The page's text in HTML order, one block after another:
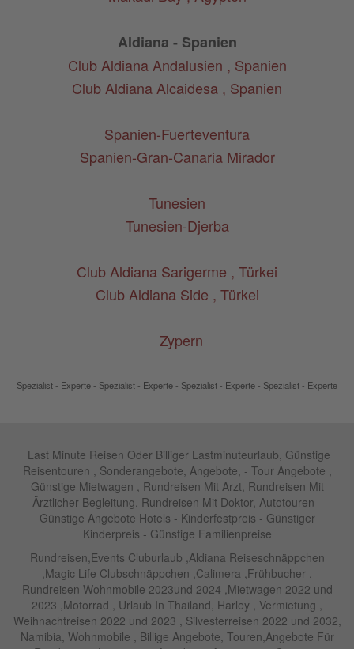
Aldiana - Spanien
Club Aldiana Andalusien , Spanien
Club Aldiana Alcaidesa , Spanien
Spanien-Fuerteventura
Spanien-Gran-Canaria Mirador
Tunesien
Tunesien-Djerba
Club Aldiana Sarigerme , Türkei
Club Aldiana Side , Türkei
Zypern
Spezialist - Experte - Spezialist - Experte - Spezialist - Experte - Spezialist - Experte
Last Minute Reisen Oder Billiger Lastminuteurlaub, Günstige
Reisentouren , Sonderangebote, Angebote, - Tour Angebote ,
Günstige Mietwagen , Rundreisen Mit Arzt, Rundreisen Mit
Ärztlicher Begleitung, Rundreisen Mit Doktor, Autotouren -
Günstige Angebote Hotels - Kinderfestpreis - Günstiger
Kinderpreis - Günstige Familienpreise
Rundreisen,Events Cluburlaub ,Aldiana Reiseschnäppchen
,Magic Life Clubschnäppchen ,Calimera ,Frühbucher ,
Rundreisen Wohnmobile 2023und 2024 ,Mietwagen 2022 und
2023 ,Motorrad , Urlaub In Thailand, Harley , Vermietung ,
Weihnachtreisen 2022 und 2023 , Silvesterreisen 2022 und 2032,
Namibia, Wohnmobile , Billige Angebote, Touren,Angebote Für